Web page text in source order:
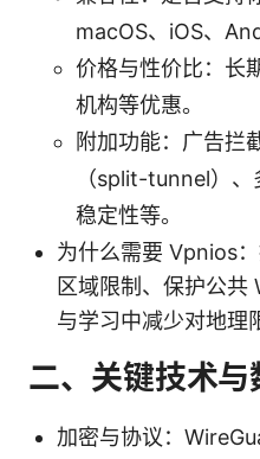
macOS、iOS、
价格与性价比：长
机构等优惠。
附加功能：广告拦
（split-tunnel）
稳定性等。
为什么需要 Vpnios
区域限制、保护公共
与学习中减少对地理
二、关键技术与
加密与协议：